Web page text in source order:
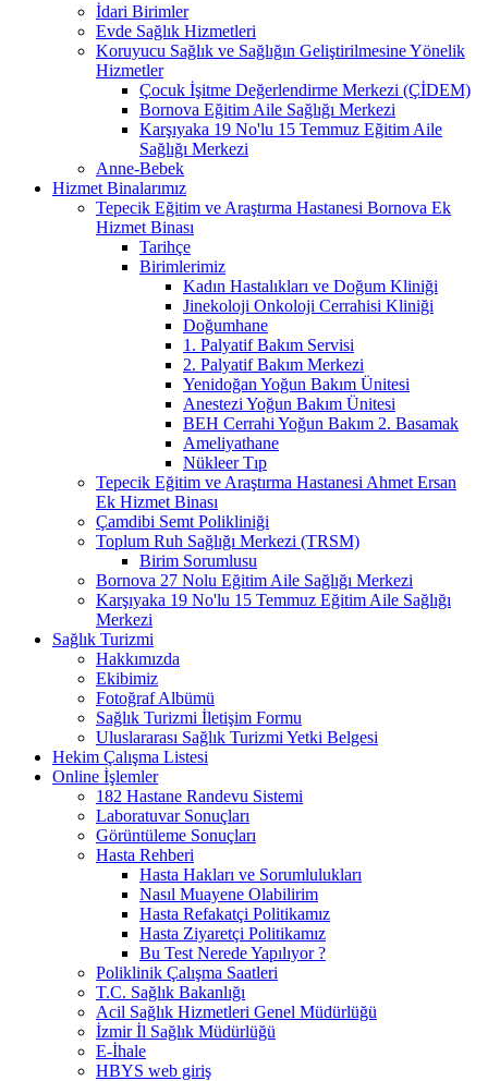
İdari Birimler
Evde Sağlık Hizmetleri
Koruyucu Sağlık ve Sağlığın Geliştirilmesine Yönelik
Hizmetler
Çocuk İşitme Değerlendirme Merkezi (ÇİDEM)
Bornova Eğitim Aile Sağlığı Merkezi
Karşıyaka 19 No'lu 15 Temmuz Eğitim Aile
Sağlığı Merkezi
Anne-Bebek
Hizmet Binalarımız
Tepecik Eğitim ve Araştırma Hastanesi Bornova Ek
Hizmet Binası
Tarihçe
Birimlerimiz
Kadın Hastalıkları ve Doğum Kliniği
Jinekoloji Onkoloji Cerrahisi Kliniği
Doğumhane
1. Palyatif Bakım Servisi
2. Palyatif Bakım Merkezi
Yenidoğan Yoğun Bakım Ünitesi
Anestezi Yoğun Bakım Ünitesi
BEH Cerrahi Yoğun Bakım 2. Basamak
Ameliyathane
Nükleer Tıp
Tepecik Eğitim ve Araştırma Hastanesi Ahmet Ersan
Ek Hizmet Binası
Çamdibi Semt Polikliniği
Toplum Ruh Sağlığı Merkezi (TRSM)
Birim Sorumlusu
Bornova 27 Nolu Eğitim Aile Sağlığı Merkezi
Karşıyaka 19 No'lu 15 Temmuz Eğitim Aile Sağlığı
Merkezi
Sağlık Turizmi
Hakkımızda
Ekibimiz
Fotoğraf Albümü
Sağlık Turizmi İletişim Formu
Uluslararası Sağlık Turizmi Yetki Belgesi
Hekim Çalışma Listesi
Online İşlemler
182 Hastane Randevu Sistemi
Laboratuvar Sonuçları
Görüntüleme Sonuçları
Hasta Rehberi
Hasta Hakları ve Sorumlulukları
Nasıl Muayene Olabilirim
Hasta Refakatçi Politikamız
Hasta Ziyaretçi Politikamız
Bu Test Nerede Yapılıyor ?
Poliklinik Çalışma Saatleri
T.C. Sağlık Bakanlığı
Acil Sağlık Hizmetleri Genel Müdürlüğü
İzmir İl Sağlık Müdürlüğü
E-İhale
HBYS web giriş